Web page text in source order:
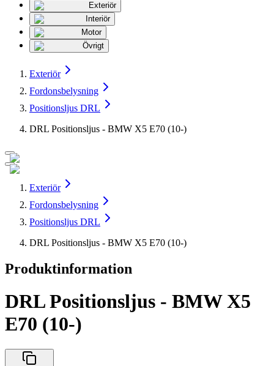
Exteriör
Interiör
Motor
Övrigt
Exteriör
Fordonsbelysning
Positionsljus DRL
DRL Positionsljus - BMW X5 E70 (10-)
Exteriör
Fordonsbelysning
Positionsljus DRL
DRL Positionsljus - BMW X5 E70 (10-)
Produktinformation
DRL Positionsljus - BMW X5
E70 (10-)